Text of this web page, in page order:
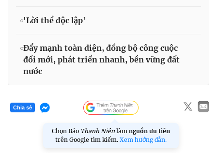
'Lời thề độc lập'
Đẩy mạnh toàn diện, đồng bộ công cuộc
đổi mới, phát triển nhanh, bền vững đất
nước
Chia sẻ
Chọn Báo Thanh Niên làm nguồn ưu tiên
trên Google tìm kiếm. Xem hướng dẫn.